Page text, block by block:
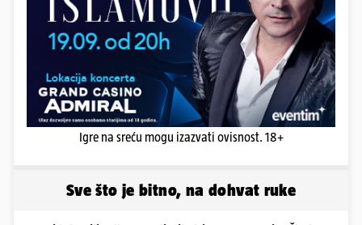
Igre na sreću mogu izazvati ovisnost. 18+
Sve što je bitno, na dohvat ruke